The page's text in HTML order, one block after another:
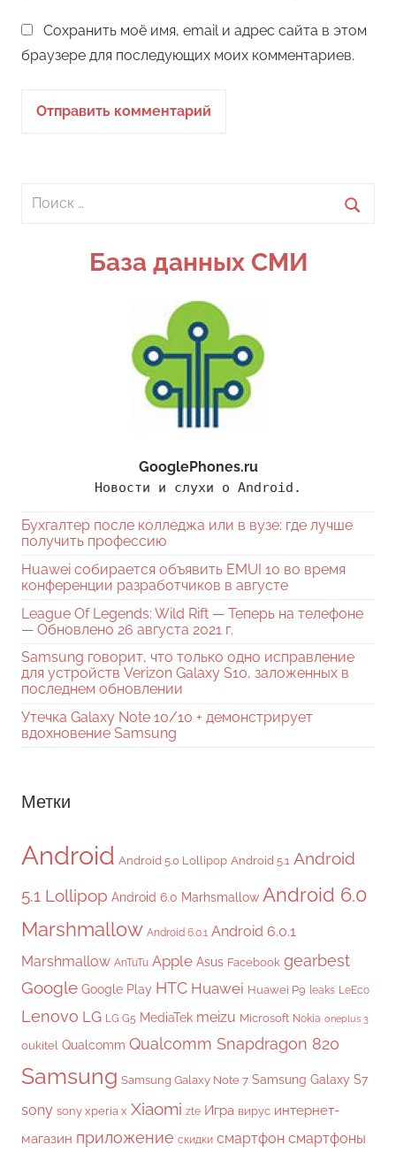
Сохранить моё имя, email и адрес сайта в этом
браузере для последующих моих комментариев.
Поиск
База данных СМИ
GooglePhones.ru
Новости и слухи о Android.
Бухгалтер после колледжа или в вузе: где лучше
получить профессию
Huawei собирается объявить EMUI 10 во время
конференции разработчиков в августе
League Of Legends: Wild Rift — Теперь на телефоне
— Обновлено 26 августа 2021 г.
Samsung говорит, что только одно исправление
для устройств Verizon Galaxy S10, заложенных в
последнем обновлении
Утечка Galaxy Note 10/10 + демонстрирует
вдохновение Samsung
Метки
Android Android 5.0 Lollipop Android 5.1 Android
5.1 Lollipop Android 6.0 Marhsmallow Android 6.0
Marshmallow Android 6.0.1 Android 6.0.1
Marshmallow AnTuTu Apple Asus Facebook gearbest
Google Google Play HTC Huawei Huawei P9 leaks LeEco
Lenovo LG LG G5 MediaTek meizu Microsoft Nokia oneplus 3
oukitel Qualcomm Qualcomm Snapdragon 820
Samsung Samsung Galaxy Note 7 Samsung Galaxy S7
sony sony xperia x Xiaomi zte Игра вирус интернет-
магазин приложение скидки смартфон смартфоны